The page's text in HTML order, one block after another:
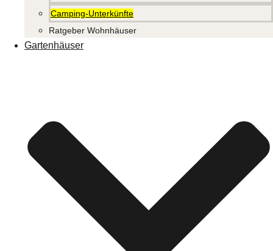
Camping-Unterkünfte
Ratgeber Wohnhäuser
Gartenhäuser